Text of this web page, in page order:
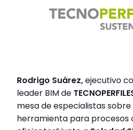
Rodrigo Suárez,ejecutivo
leader BIM de
mesa de especialistas sobre
herramienta para procesos